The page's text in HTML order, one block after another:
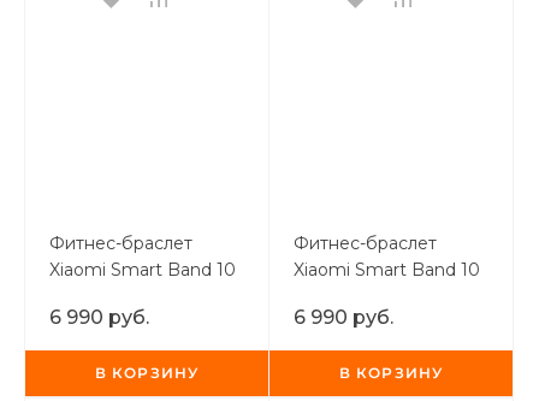
Фитнес-браслет
Xiaomi Smart Band 10
6 990 руб.
В КОРЗИНУ
Фитнес-браслет
Xiaomi Smart Band 10
6 990 руб.
В КОРЗИНУ